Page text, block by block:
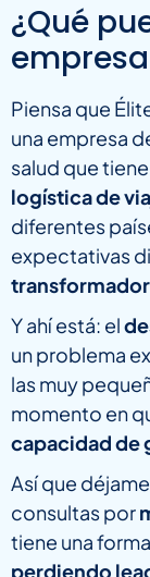
¿Qué
Piensa que
una empresa
salud que
logística de
diferentes
expectativas
Y ahí está: el
un problema
las muy
momento en
capacidad de
Así que
consultas por
tiene una
perdiendo